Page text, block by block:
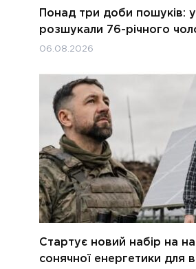
Понад три доби пошуків: у
розшукали 76-річного
06.08.2026
Стартує новий набір на
сонячної енергетики для